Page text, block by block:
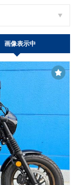
画像表示中